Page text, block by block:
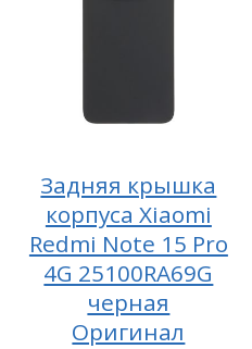
Задняя крышка
корпуса Xiaomi
Redmi Note 15 Pro
4G 25100RA69G
черная
Оригинал